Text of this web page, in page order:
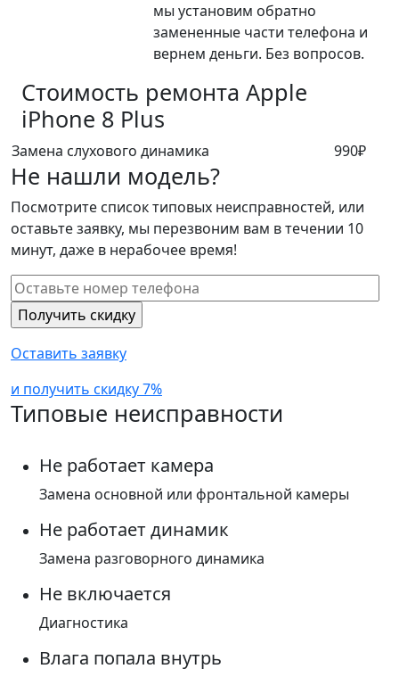
мы установим обратно
замененные части телефона и
вернем деньги. Без вопросов.
Стоимость ремонта Apple
iPhone 8 Plus
Замена слухового динамика 990₽
Не нашли модель?
Посмотрите список типовых неисправностей, или
оставьте заявку, мы перезвоним вам в течении 10
минут, даже в нерабочее время!
Оставить заявку
и получить скидку 7%
Типовые неисправности
Не работает камера
Замена основной или фронтальной камеры
Не работает динамик
Замена разговорного динамика
Не включается
Диагностика
Влага попала внутрь